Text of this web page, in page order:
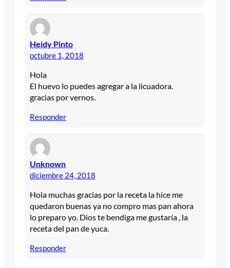
Heidy Pinto
octubre 1, 2018
Hola
El huevo lo puedes agregar a la licuadora.
gracias por vernos.
Responder
Unknown
diciembre 24, 2018
Hola muchas gracias por la receta la hice me
quedaron buenas ya no compro mas pan ahora
lo preparo yo. Dios te bendiga me gustaría , la
receta del pan de yuca.
Responder